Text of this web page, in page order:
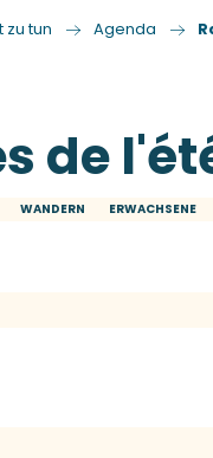
zu tun Agenda
de
WANDERN ERWACHSENE